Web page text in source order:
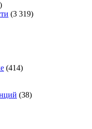
(3 319)
(414)
(38)